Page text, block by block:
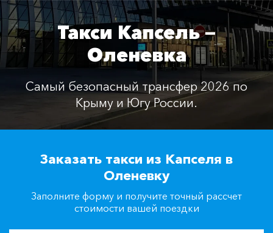
Классы автомобилей
Отзывы
Контакты
Заказать такси
Такси Капсель —
Оленевка
Самый безопасный трансфер 2026 по
Крыму и Югу России.
Заказать такси из Капселя в
Оленевку
Заполните форму и получите точный рассчет
стоимости вашей поездки